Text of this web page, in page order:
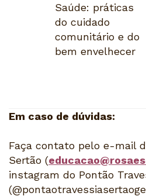
Saúde: práticas
do cuidado
comunitário e do
bem envelhecer
Em caso de dúvidas:
Faça contato pelo e-mail
Sertão (
instagram do Pontão